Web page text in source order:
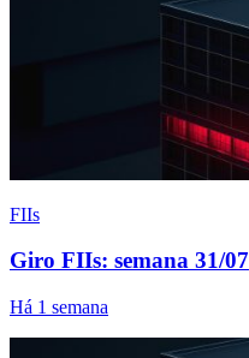
FIIs
Giro FIIs: semana 31/07
Há 1 semana